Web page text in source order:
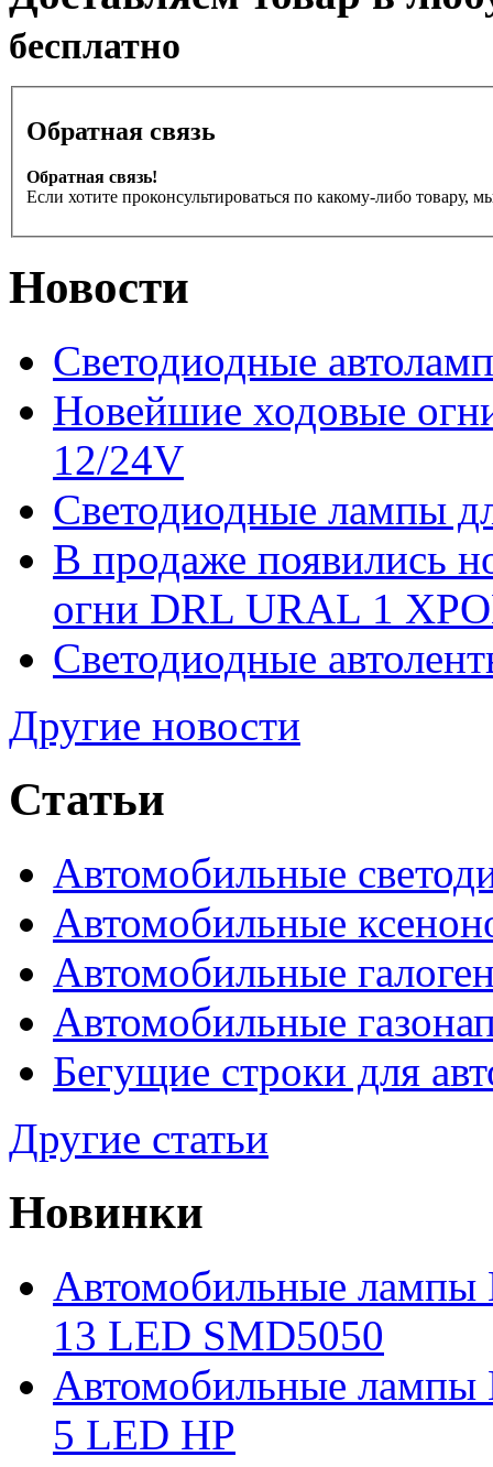
бесплатно
Обратная связь
Обратная связь!
Если хотите проконсультироваться по какому-либо товару,
Новости
Светодиодные
Новейшие ходовые
12/24V
Светодиодные лампы
В продаже появились
огни DRL URAL 1
Светодиодные
Другие новости
Статьи
Автомобильные
Автомобильные
Автомобильные
Автомобильные
Бегущие строки для
Другие статьи
Новинки
Автомобильные лампы
13 LED SMD5050
Автомобильные лампы
5 LED HP